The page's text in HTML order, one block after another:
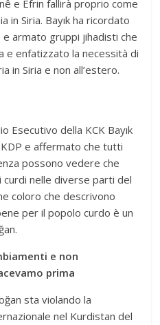
e Efrin fallirà proprio come
in Siria. Bayık ha ricordato
armato gruppi jihadisti che
e enfatizzato la necessità di
in Siria e non all’estero.
Esecutivo della KCK Bayık
e affermato che tutti
possono vedere che
curdi nelle diverse parti del
coloro che descrivono
per il popolo curdo è un
e non
prima
sta violando la
nel Kurdistan del